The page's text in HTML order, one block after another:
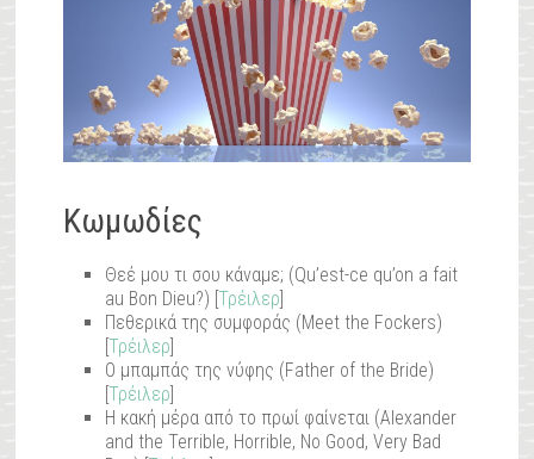
Κωμωδίες
Θεέ μου τι σου κάναμε; (Qu’est-ce qu’on a fait
au Bon Dieu?) [Τρέιλερ]
Πεθερικά της συμφοράς (Meet the Fockers)
[Τρέιλερ]
Ο μπαμπάς της νύφης (Father of the Bride)
[Τρέιλερ]
Η κακή μέρα από το πρωί φαίνεται (Alexander
and the Terrible, Horrible, No Good, Very Bad